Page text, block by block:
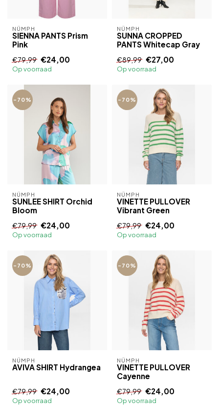
NÜMPH
SIENNA PANTS Prism
Pink
€79,99 €24,00
Op voorraad
NÜMPH
SUNNA CROPPED
PANTS Whitecap Gray
€89,99 €27,00
Op voorraad
-70%
NÜMPH
SUNLEE SHIRT Orchid
Bloom
€79,99 €24,00
Op voorraad
-70%
NÜMPH
VINETTE PULLOVER
Vibrant Green
€79,99 €24,00
Op voorraad
-70%
NÜMPH
AVIVA SHIRT Hydrangea
€79,99 €24,00
Op voorraad
-70%
NÜMPH
VINETTE PULLOVER
Cayenne
€79,99 €24,00
Op voorraad